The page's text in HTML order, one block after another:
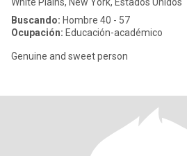
Buscando: Hombre 40 - 57
Ocupación: Educación-académico
Genuine and sweet person